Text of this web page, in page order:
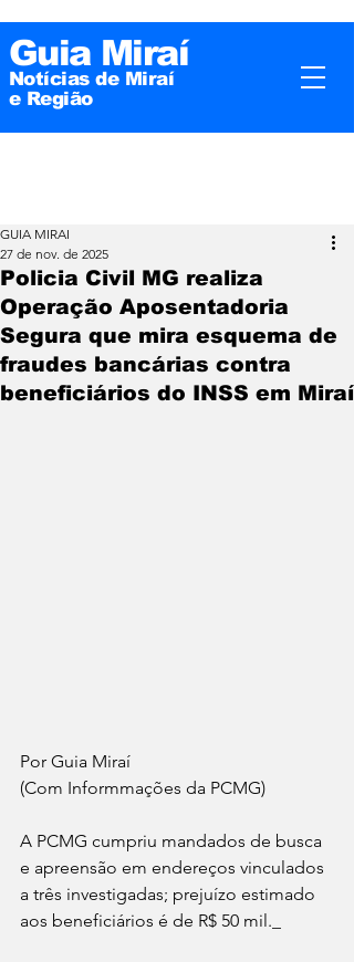
Guia Miraí
Notícias de Miraí
e Região
Policia Civil MG realiza
Operação Aposentadoria
Segura que mira esquema de
fraudes bancárias contra
beneficiários do INSS em Miraí
GUIA MIRAI
27 de nov. de 2025
Por Guia Miraí
(Com Informmações da PCMG)
A PCMG cumpriu mandados de busca
e apreensão em endereços vinculados
a três investigadas; prejuízo estimado
aos beneficiários é de R$ 50 mil._